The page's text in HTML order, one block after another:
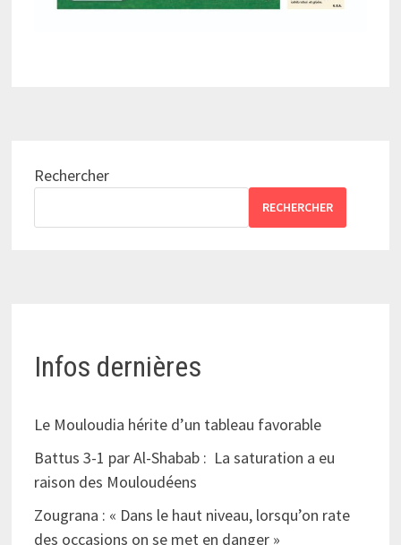
Rechercher
RECHERCHER
Infos dernières
Le Mouloudia hérite d’un tableau favorable
Battus 3-1 par Al-Shabab : La saturation a eu
raison des Mouloudéens
Zougrana : « Dans le haut niveau, lorsqu’on rate
des occasions on se met en danger »